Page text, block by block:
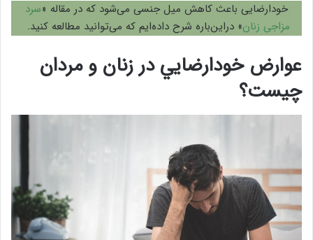
خودارضایی باعث کاهش میل جنسی می‌شود که در مقاله «سرد
مزاجی زنان» دراین‌باره شرح داده‌ایم که می‌توانید مطالعه کنید.
عوارض خودارضايي در زنان و مردان
چیست؟